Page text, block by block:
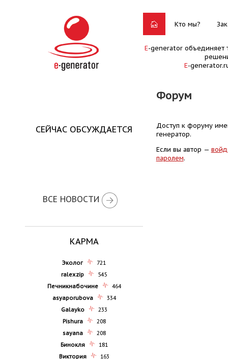
Кто мы?
E-generator объединяет
E-
Форум
СЕЙЧАС ОБСУЖДАЕТСЯ
ВСЕ НОВОСТИ
КАРМА
Эколог
721
ralexzip
545
Печникнабочине
464
asyaporubova
334
Galayko
233
Pishura
208
sayana
208
Бинокля
181
Виктория
163
Доступ к форуму
генератор.
Если вы автор —
паролем.